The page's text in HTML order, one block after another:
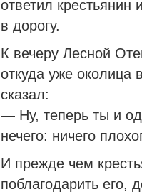
ответил крестьянин
в дорогу.
К вечеру Лесной
откуда уже околица
сказал:
— Ну, теперь ты и
нечего: ничего
И прежде чем
поблагодарить его,